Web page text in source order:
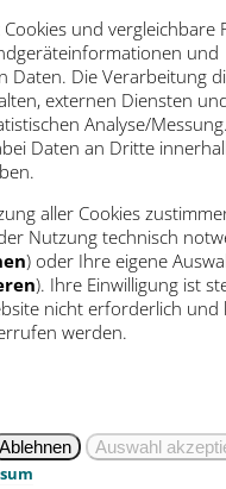
und vergleichbare
und
Daten. Die Verarbeitung
externen Diensten
Analyse/
Daten an Dritte
aller Cookies
Nutzung technisch
) oder Ihre eigene
). Ihre Einwilligung ist
nicht erforderlich und
werden.